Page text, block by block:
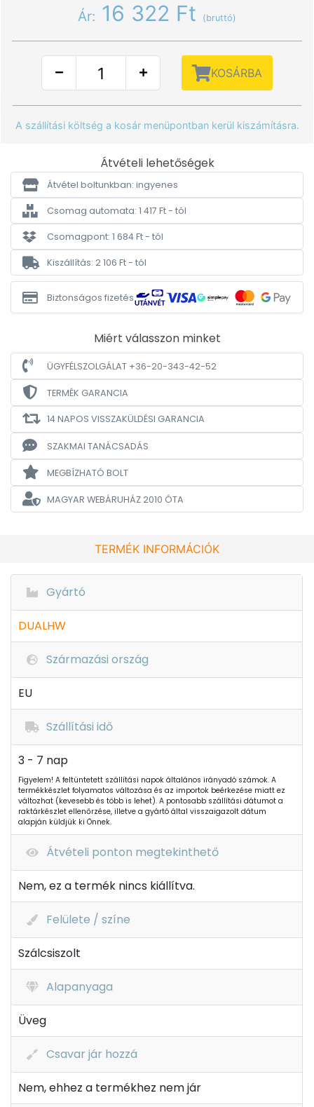
Ár: 16 322 Ft (bruttó)
KOSÁRBA
A szállítási költség a kosár menüpontban kerül kiszámításra.
Átvételi lehetőségek
Átvétel boltunkban: ingyenes
Csomag automata: 1 417 Ft - tól
Csomagpont: 1 684 Ft - tól
Kiszállítás: 2 106 Ft - tól
Biztonságos fizetés
Miért válasszon minket
ÜGYFÉLSZOLGÁLAT +36-20-343-42-52
TERMÉK GARANCIA
14 NAPOS VISSZAKÜLDÉSI GARANCIA
SZAKMAI TANÁCSADÁS
MEGBÍZHATÓ BOLT
MAGYAR WEBÁRUHÁZ2010 ÓTA
TERMÉK INFORMÁCIÓK
Gyártó
DUALHW
Származási ország
EU
Szállítási idő
3 - 7 nap
Figyelem! A feltüntetett szállítási napok általános irányadó számok. A
termékkészlet folyamatos változása és az importok beérkezése miatt ez
változhat (kevesebb és több is lehet). A pontosabb szállítási dátumot a
raktárkészlet ellenőrzése, illetve a gyártó által visszaigazolt dátum
alapján küldjük ki Önnek.
Átvételi ponton megtekinthető
Nem, ez a termék nincs kiállítva.
Felülete / színe
Szálcsiszolt
Alapanyaga
Üveg
Csavar jár hozzá
Nem, ehhez a termékhez nem jár